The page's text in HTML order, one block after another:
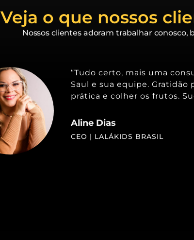
Veja o que nossos
Nossos clientes adoram trabalhar conosco,
“Tudo certo, mais uma
Saul e sua equipe. Gratidão
prática e colher os frutos.
Aline Dias
CEO | LALÁKIDS BRASIL